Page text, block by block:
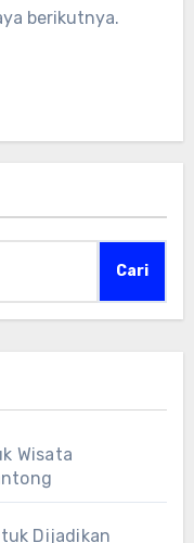
berikutnya.
Cari
Wisata
Dijadikan